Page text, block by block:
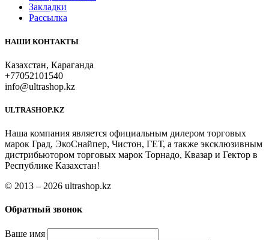
Закладки
Рассылка
НАШИ КОНТАКТЫ
Казахстан, Караганда
+77052101540
info@ultrashop.kz
ULTRASHOP.KZ
Наша компания является официальным дилером торговых
марок Град, ЭкоСнайпер, Чистон, ГЕТ, а также эксклюзивным
дистрибьютором торговых марок Торнадо, Квазар и Гектор в
Республике Казахстан!
© 2013 – 2026 ultrashop.kz
Обратный звонок
Ваше имя